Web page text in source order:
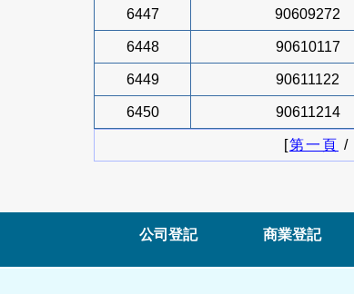
6447 90609272
6448 90610117
6449 90611122
6450 90611214
[第一頁 /
公司登記 商業登記